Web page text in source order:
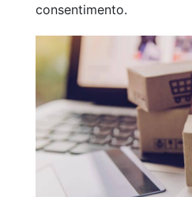
consentimento.